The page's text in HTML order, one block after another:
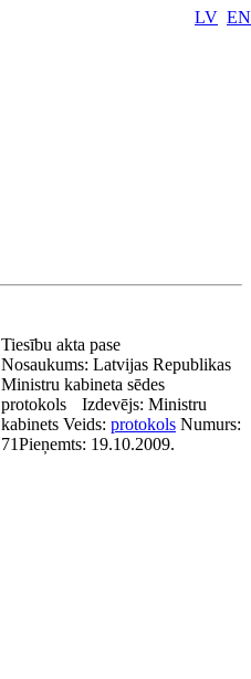
LV EN
Tiesību akta pase
Nosaukums: Latvijas Republikas
Ministru kabineta sēdes
protokols
Izdevējs: Ministru
kabinets Veids: protokols Numurs:
71Pieņemts: 19.10.2009.